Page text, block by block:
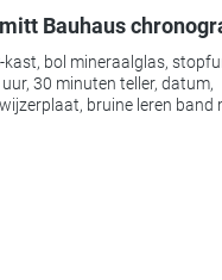
Bauhaus
kast, bol mineraalglas,
30 minuten teller, datum,
leren band met